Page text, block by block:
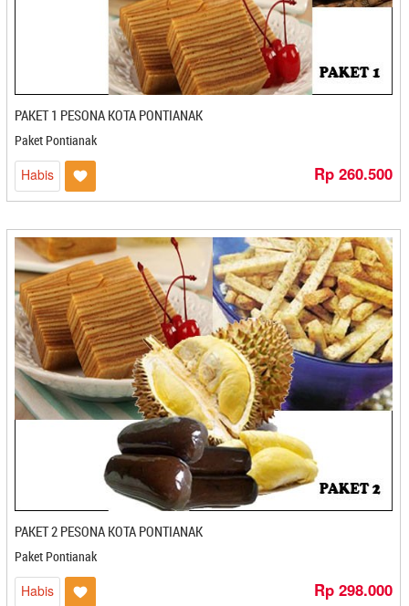
Bakpia Binjai Ibu Aida - Stabat
Bakpia Citra - Yogyakarta
Bakpia Djava - Yogyakarta
Bakpia Gagah - Kediri
Bakpia Kedaton - Yogyakarta
Bakpia Kencana - Yogyakarta
Bakpia Kukus Tugu Jogja Titiko
Bakpia Kukus Tugu Jogja Titiko - Yogyakarta
Bakpia Madania - Yogyakarta
Bakpia Merlino - Yogyakarta
Bakpia Pathok Mutiara - Yogyakarta
Bakpia Patuk 75 - Yogyakarta
Bakpia Telo Ungu 82 - Yogyakarta
Bakpiaku - Yogyakarta
Bakpiapia - Yogyakarta
Bali Coffe Banyuatis - Denpasar
Bali Koe - Denpasar
Bali Tutu - Denpasar
Bali-Jegeg - Denpasar
Banana Foster - Bandar Lampung
Banana Imut - Cilegon
Banana Lova - Bogor
Bandeng Bonafide - Semarang
Bandeng Juwana - Semarang
Bandeng Rorod - Bekasi
PAKET 1 PESONA KOTA PONTIANAK
Paket Pontianak
Habis Rp 260.500
PAKET 2 PESONA KOTA PONTIANAK
Paket Pontianak
Habis Rp 298.000